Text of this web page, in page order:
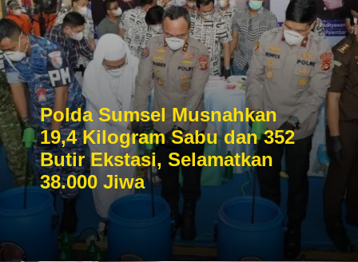
Polda Sumsel Musnahkan
19,4 Kilogram Sabu dan 352
Butir Ekstasi, Selamatkan
38.000 Jiwa